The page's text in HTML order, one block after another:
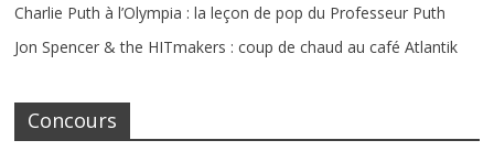
Charlie Puth à l’Olympia : la leçon de pop du Professeur Puth
Jon Spencer & the HITmakers : coup de chaud au café Atlantik
Concours